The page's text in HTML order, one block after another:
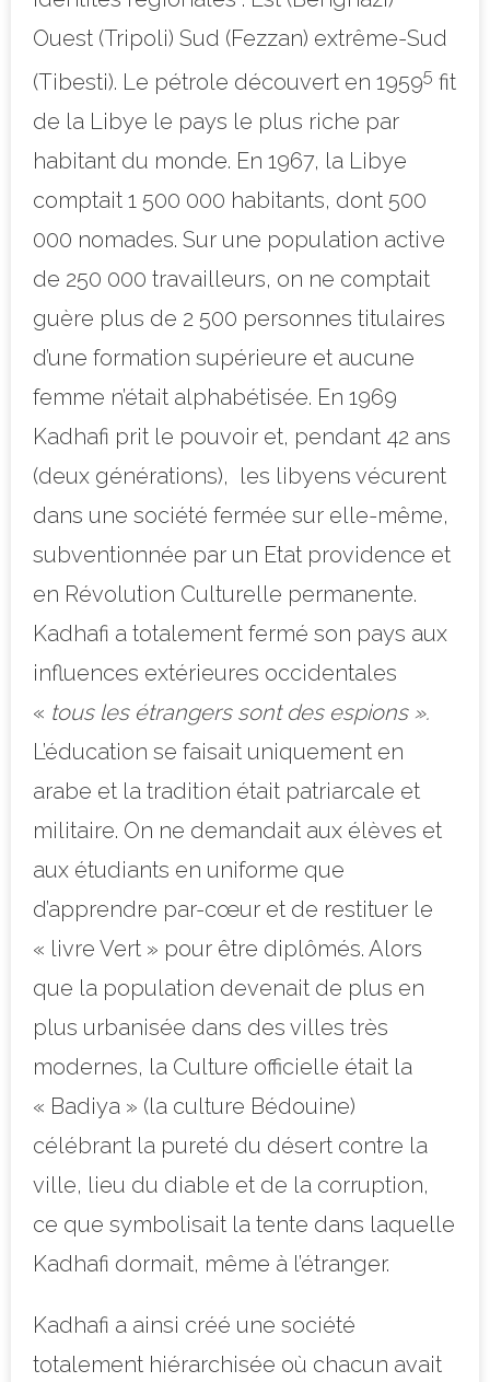
Ouest (Tripoli) Sud (Fezzan) extrême-Sud
(Tibesti). Le pétrole découvert en 19595 fit
de la Libye le pays le plus riche par
habitant du monde. En 1967, la Libye
comptait 1 500 000 habitants, dont 500
000 nomades. Sur une population active
de 250 000 travailleurs, on ne comptait
guère plus de 2 500 personnes titulaires
d’une formation supérieure et aucune
femme n’était alphabétisée. En 1969
Kadhafi prit le pouvoir et, pendant 42 ans
(deux générations), les libyens vécurent
dans une société fermée sur elle-même,
subventionnée par un Etat providence et
en Révolution Culturelle permanente.
Kadhafi a totalement fermé son pays aux
influences extérieures occidentales
« tous les étrangers sont des espions ».
L’éducation se faisait uniquement en
arabe et la tradition était patriarcale et
militaire. On ne demandait aux élèves et
aux étudiants en uniforme que
d’apprendre par-cœur et de restituer le
« livre Vert » pour être diplômés. Alors
que la population devenait de plus en
plus urbanisée dans des villes très
modernes, la Culture officielle était la
« Badiya » (la culture Bédouine)
célébrant la pureté du désert contre la
ville, lieu du diable et de la corruption,
ce que symbolisait la tente dans laquelle
Kadhafi dormait, même à l’étranger.
Kadhafi a ainsi créé une société
totalement hiérarchisée où chacun avait